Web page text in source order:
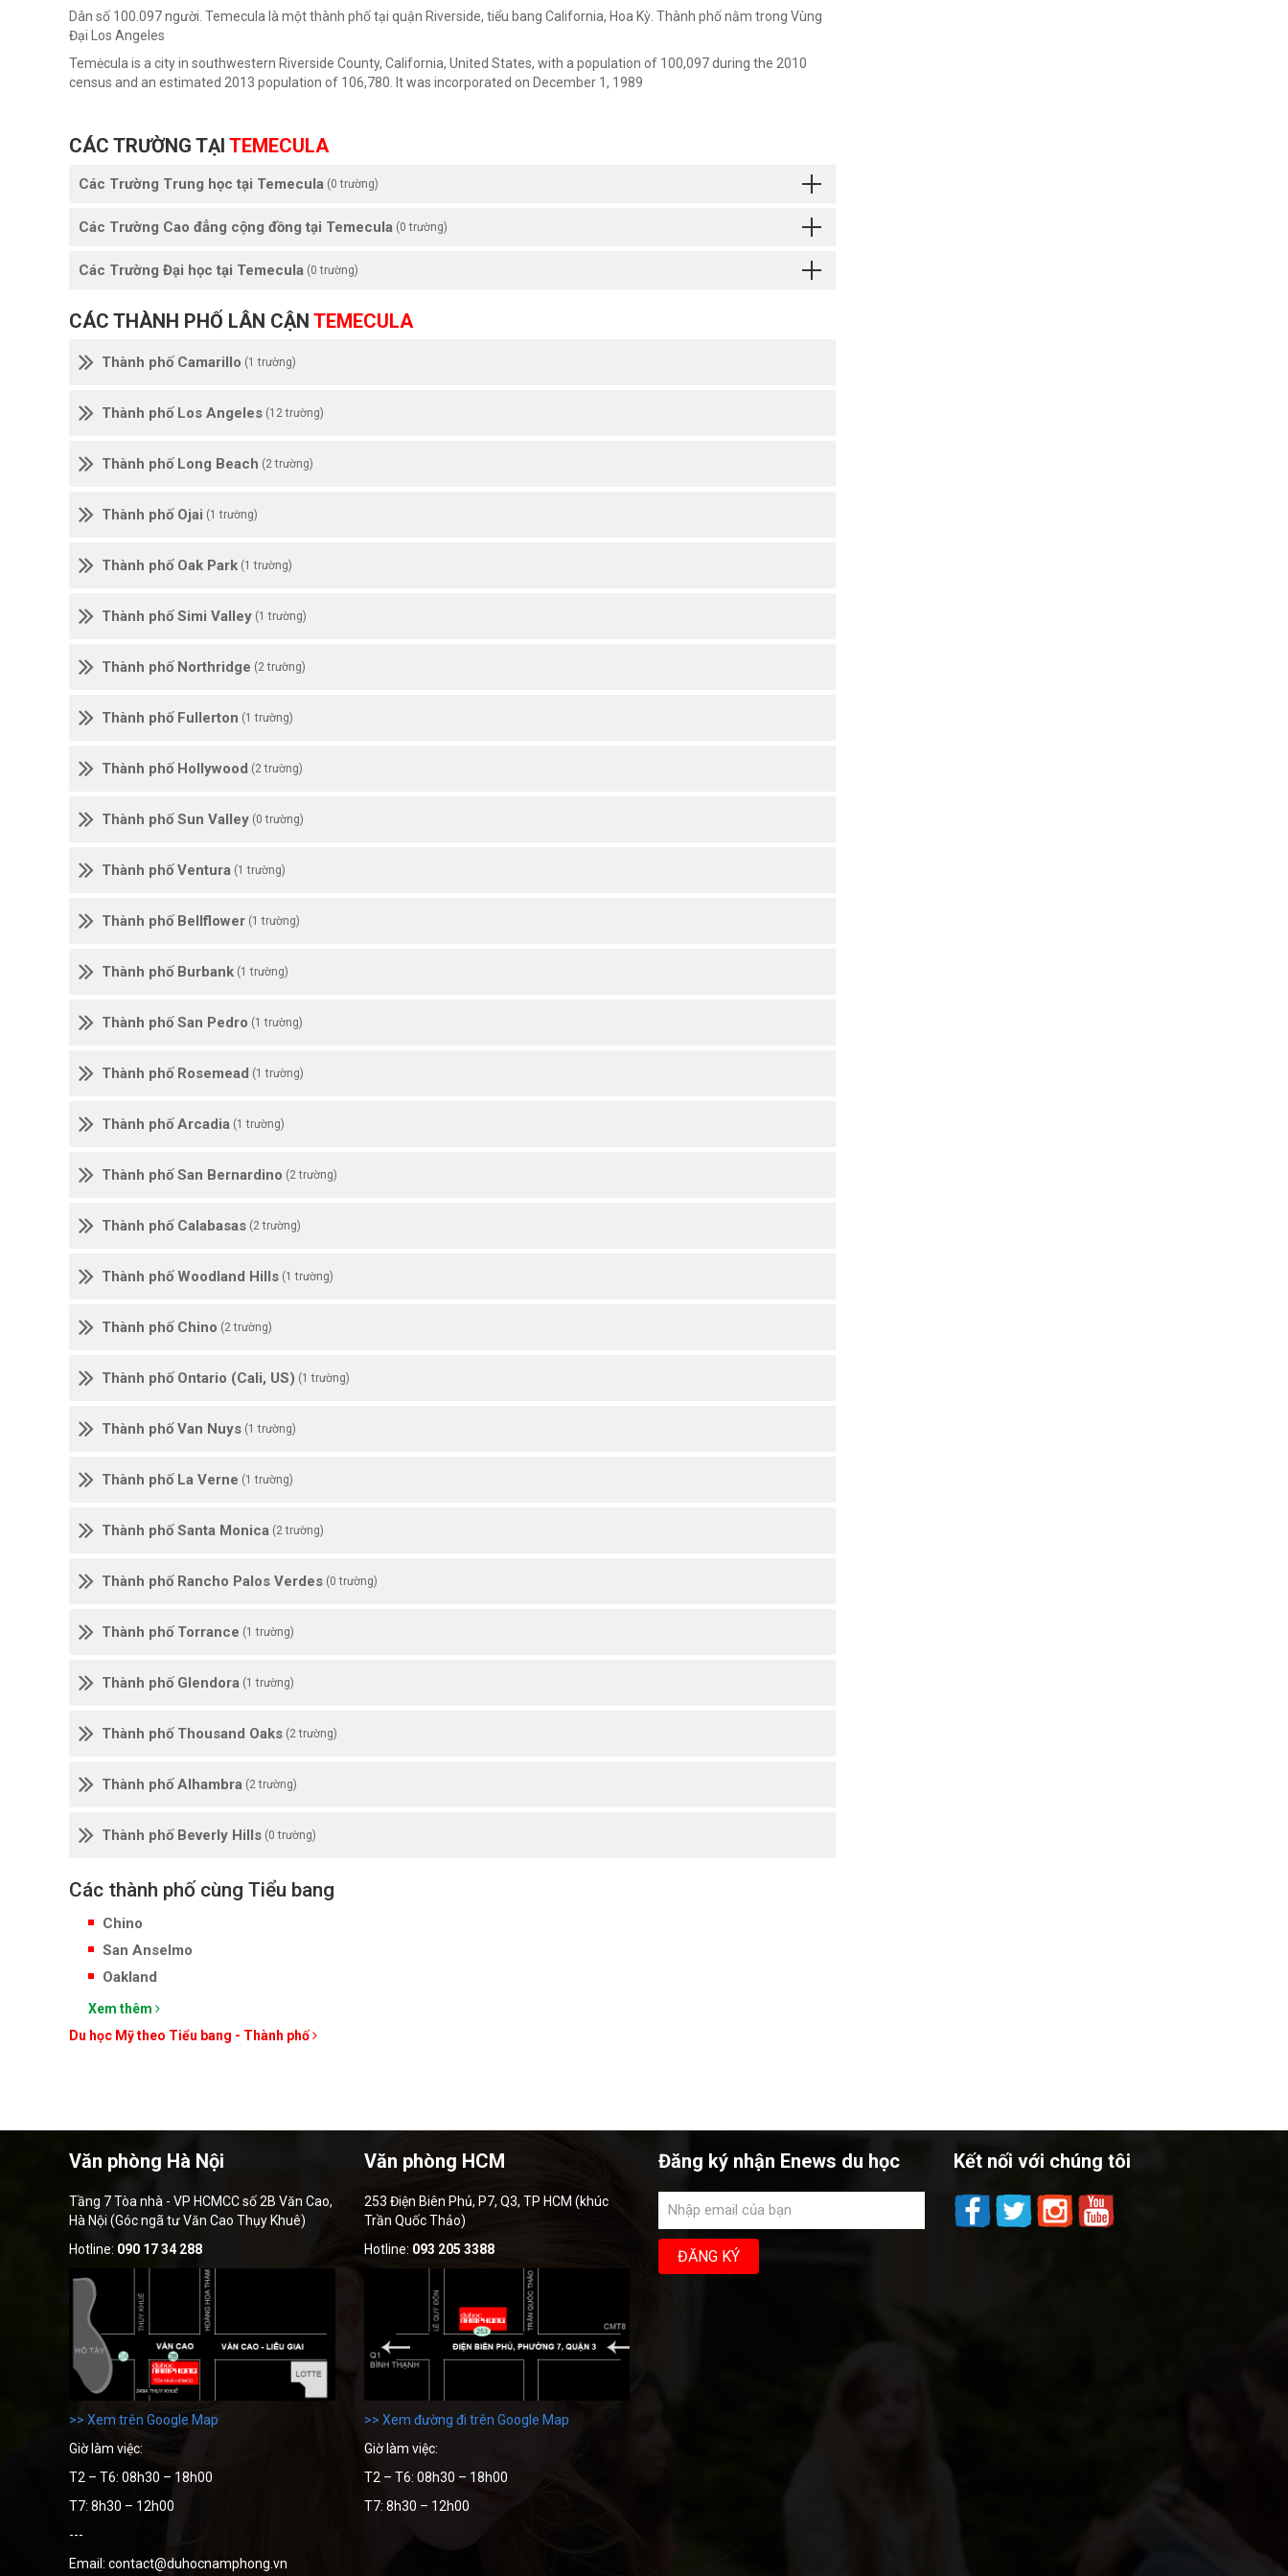
Dân số 100.097 người. Temecula là một thành phố tại quận Riverside, tiểu bang California, Hoa Kỳ. Thành phố nằm trong Vùng
Đại Los Angeles
Temėcula is a city in southwestern Riverside County, California, United States, with a population of 100,097 during the 2010
census and an estimated 2013 population of 106,780. It was incorporated on December 1, 1989
CÁC TRƯỜNG TẠI TEMECULA
Các Trường Trung học tại Temecula (0 trường)
Các Trường Cao đẳng cộng đồng tại Temecula (0 trường)
Các Trường Đại học tại Temecula (0 trường)
CÁC THÀNH PHỐ LÂN CẬN TEMECULA
Thành phố Camarillo (1 trường)
Thành phố Los Angeles (12 trường)
Thành phố Long Beach (2 trường)
Thành phố Ojai (1 trường)
Thành phố Oak Park (1 trường)
Thành phố Simi Valley (1 trường)
Thành phố Northridge (2 trường)
Thành phố Fullerton (1 trường)
Thành phố Hollywood (2 trường)
Thành phố Sun Valley (0 trường)
Thành phố Ventura (1 trường)
Thành phố Bellflower (1 trường)
Thành phố Burbank (1 trường)
Thành phố San Pedro (1 trường)
Thành phố Rosemead (1 trường)
Thành phố Arcadia (1 trường)
Thành phố San Bernardino (2 trường)
Thành phố Calabasas (2 trường)
Thành phố Woodland Hills (1 trường)
Thành phố Chino (2 trường)
Thành phố Ontario (Cali, US) (1 trường)
Thành phố Van Nuys (1 trường)
Thành phố La Verne (1 trường)
Thành phố Santa Monica (2 trường)
Thành phố Rancho Palos Verdes (0 trường)
Thành phố Torrance (1 trường)
Thành phố Glendora (1 trường)
Thành phố Thousand Oaks (2 trường)
Thành phố Alhambra (2 trường)
Thành phố Beverly Hills (0 trường)
Các thành phố cùng Tiểu bang
Chino
San Anselmo
Oakland
Xem thêm
Du học Mỹ theo Tiểu bang - Thành phố
Văn phòng Hà Nội
Tầng 7 Tòa nhà - VP HCMCC số 2B Văn Cao,
Hà Nội (Góc ngã tư Văn Cao Thụy Khuê)
Hotline: 090 17 34 288
>> Xem trên Google Map
Giờ làm việc:
T2 – T6: 08h30 – 18h00
T7: 8h30 – 12h00
---
Văn phòng HCM
253 Điện Biên Phủ, P7, Q3, TP HCM (khúc
Trần Quốc Thảo)
Hotline: 093 205 3388
>> Xem đường đi trên Google Map
Giờ làm việc:
T2 – T6: 08h30 – 18h00
T7: 8h30 – 12h00
Email: contact@duhocnamphong.vn
Đăng ký nhận Enews du học Kết nối với chúng tôi